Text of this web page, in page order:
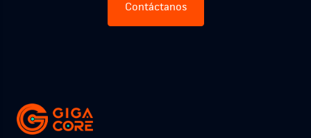
Contáctanos